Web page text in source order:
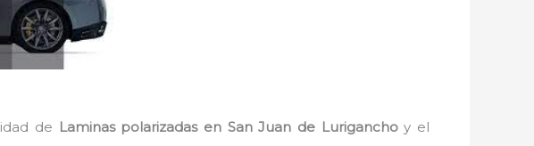
de Laminas polarizadas en San Juan de Luriganchoy el